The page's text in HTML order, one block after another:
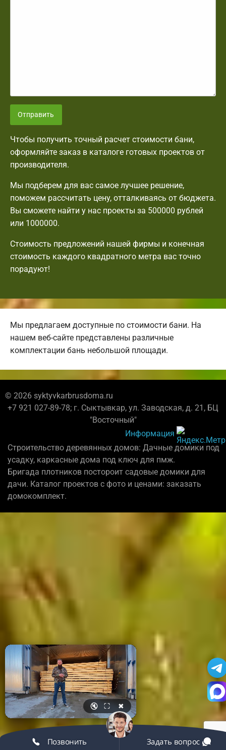
Отправить
Чтобы получить точный расчет стоимости бани,
оформляйте заказ в каталоге готовых проектов от
производителя.
Мы подберем для вас самое лучшее решение,
поможем рассчитать цену, отталкиваясь от бюджета.
Вы сможете найти у нас проекты за 500000 рублей
или 1000000.
Стоимость предложений нашей фирмы и конечная
стоимость каждого квадратного метра вас точно
порадуют!
Мы предлагаем доступные по стоимости бани. На
нашем веб-сайте представлены различные
комплектации бань небольшой площади.
© 2026 syktyvkarbrusdoma.ru
+7 921 027-89-78; г. Сыктывкар, ул. Заводская, д. 21, БЦ
"Восточный"
Информация
Строительство деревянных домов: Дачные домики под
усадку, каркасные дома под ключ для пмж.
Бригада плотников постороит садовые домики для
дачи. Каталог проектов с фото и ценами: заказать
домокомплект.
🔇 ⛶ ✖
Позвонить Задать вопрос